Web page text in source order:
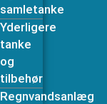
samletanke
Yderligere
tanke
og
tilbehør
Regnvandsanlæg